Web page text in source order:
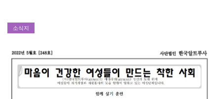
소식지